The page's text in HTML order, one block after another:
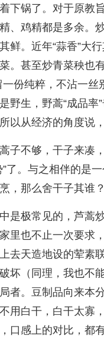
下锅了。对于原教
、鸡精都是多余。
鲜。近年“蒜香”大
。甚至炒青菜秧也
一份纯粹，不沾一
野生，野蒿“成品
以从经济的角度说
子不够，干子来
了。与之相伴的是
，那么舍干子其谁？
是极常见的，芦蒿
里也不止一次要求
去天造地设的荤素
坏（同理，我也不
者。豆制品向来本
用白干，白干太寡
口感上的对比，都有